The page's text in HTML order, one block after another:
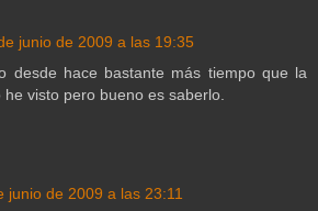
junio de 2009 a las 19:35
desde hace bastante más tiempo que la
visto pero bueno es saberlo.
junio de 2009 a las 23:11